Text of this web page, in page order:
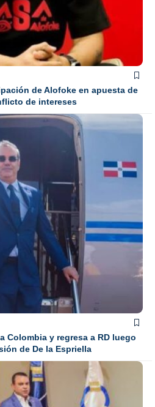
de Alofoke en apuesta de
de intereses
Colombia y regresa a RD luego
de De la Espriella